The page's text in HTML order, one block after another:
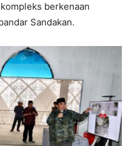
berkenaan
Sandakan.